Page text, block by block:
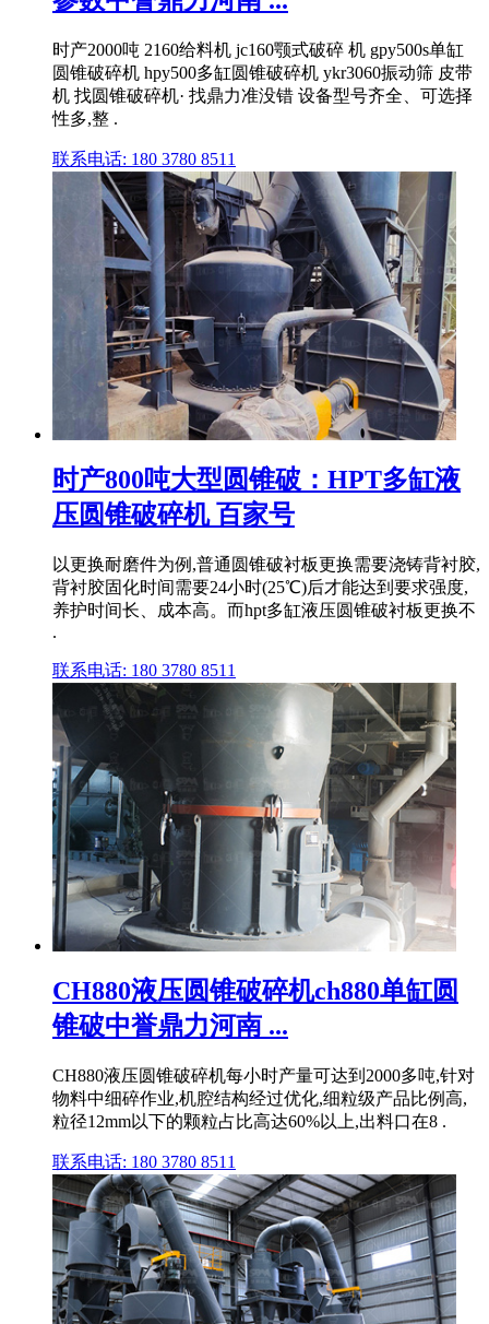
时产2000吨 2160给料机 jc160颚式破碎 机 gpy500s单缸
圆锥破碎机 hpy500多缸圆锥破碎机 ykr3060振动筛 皮带
机 找圆锥破碎机· 找鼎力准没错 设备型号齐全、可选择
性多,整 .
联系电话: 180 3780 8511
时产800吨大型圆锥破：HPT多缸液
压圆锥破碎机 百家号
以更换耐磨件为例,普通圆锥破衬板更换需要浇铸背衬胶,
背衬胶固化时间需要24小时(25℃)后才能达到要求强度,
养护时间长、成本高。而hpt多缸液压圆锥破衬板更换不
.
联系电话: 180 3780 8511
CH880液压圆锥破碎机ch880单缸圆
锥破中誉鼎力河南 ...
CH880液压圆锥破碎机每小时产量可达到2000多吨,针对
物料中细碎作业,机腔结构经过优化,细粒级产品比例高,
粒径12mm以下的颗粒占比高达60%以上,出料口在8 .
联系电话: 180 3780 8511